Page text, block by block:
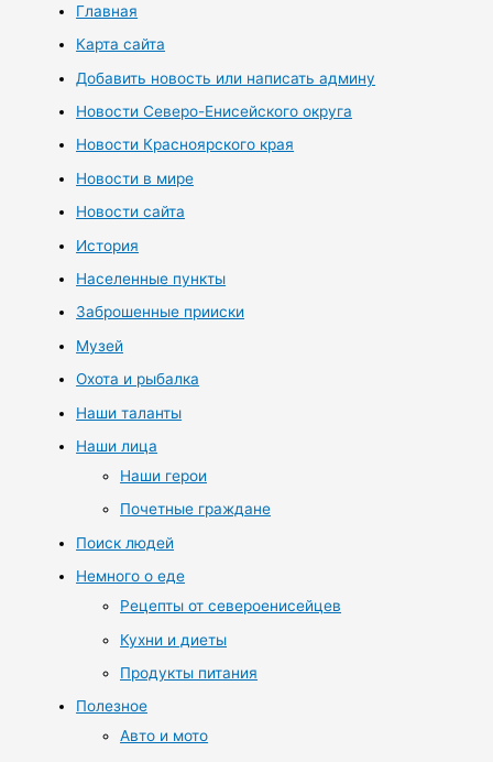
Главная
Карта сайта
Добавить новость или написать админу
Новости Северо-Енисейского округа
Новости Красноярского края
Новости в мире
Новости сайта
История
Населенные пункты
Заброшенные прииски
Музей
Охота и рыбалка
Наши таланты
Наши лица
Наши герои
Почетные граждане
Поиск людей
Немного о еде
Рецепты от североенисейцев
Кухни и диеты
Продукты питания
Полезное
Авто и мото